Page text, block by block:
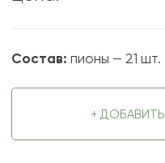
Состав: пионы — 21 шт.
+ ДОБАВИТЬ